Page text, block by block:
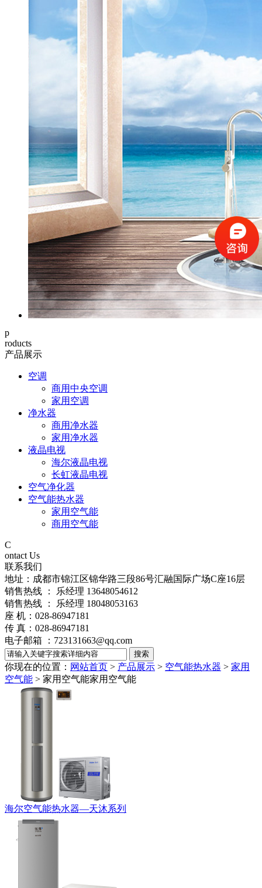
p
roducts
产品展示
空调
商用中央空调
家用空调
净水器
商用净水器
家用净水器
液晶电视
海尔液晶电视
长虹液晶电视
空气净化器
空气能热水器
家用空气能
商用空气能
C
ontact Us
联系我们
地址：成都市锦江区锦华路三段86号汇融国际广场C座16层
销售热线 ： 乐经理 13648054612
销售热线 ： 乐经理 18048053163
座 机：028-86947181
传 真：028-86947181
电子邮箱 ：723131663@qq.com
你现在的位置： 网站首页 > 产品展示 > 空气能热水器 > 家用
空气能 > 家用空气能家用空气能
海尔空气能热水器—天沐系列